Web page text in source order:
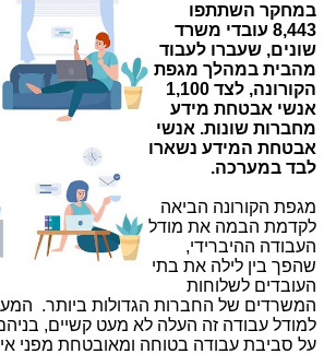
במחקר השתתפו
8,443 עובדי משרד
שונים, שעברו לעבוד
מהבית במהלך מגפת
הקורונה, לצד 1,100
אנשי אבטחת מידע
מחברות שונות. אנשי
אבטחת המידע נשארו
לבד במערכה.
מגפת הקורונה הביאה
לקדמת הבמה את מודל
העבודה ההיברידי,
שהפך בין לילה את בתי
העובדים לשלוחות
המשרדים של החברות הגדולות ביותר.
למודל עבודה זה העלה לא מעט קשיים,
על סביבת עבודה בטוחה ומאובטחת מפני